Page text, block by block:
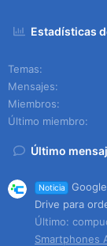
Estadísticas
Temas
Mensajes
Miembros
Último miembro
Último
Noticia
Drive para
Último:
Smartphones